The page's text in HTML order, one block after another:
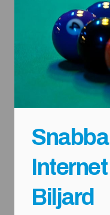
Snabba
Biljard